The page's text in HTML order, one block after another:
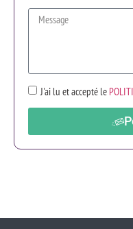
J'ai lu et accepté le